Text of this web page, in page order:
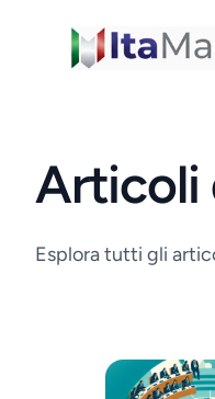
ItaMagazine
Articoli
Esplora tutti gli